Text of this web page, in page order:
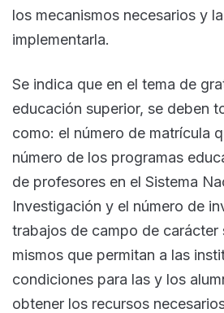
los mecanismos necesarios y
implementarla.
Se indica que en el tema de
educación superior, se deben
como: el número de matrícula
número de los programas
de profesores en el Sistema
Investigación y el número de
trabajos de campo de carácter
mismos que permitan a las
condiciones para las y los
obtener los recursos